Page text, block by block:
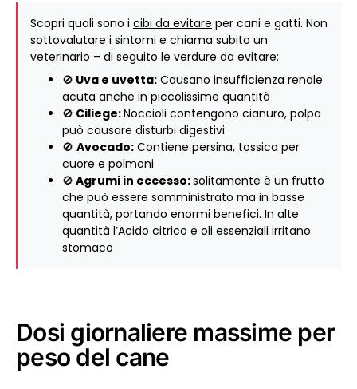
Scopri quali sono i cibi da evitare per cani e gatti. Non
sottovalutare i sintomi e chiama subito un
veterinario – di seguito le verdure da evitare:
🚫 Uva e uvetta: Causano insufficienza renale
acuta anche in piccolissime quantità
🚫 Ciliege:Noccioli contengono cianuro, polpa
può causare disturbi digestivi
🚫 Avocado: Contiene persina, tossica per
cuore e polmoni
🚫 Agrumi in eccesso:solitamente è un frutto
che può essere somministrato ma in basse
quantità, portando enormi benefici. In alte
quantità l’Acido citrico e oli essenziali irritano
stomaco
Dosi giornaliere massime per
peso del cane